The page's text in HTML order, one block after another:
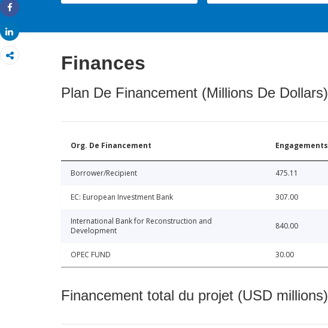
Share
Share
Finances
Plan De Financement (Millions De Dollars)
Org. De Financement Engagements
Borrower/Recipient 475.11
EC: European Investment Bank 307.00
International Bank for Reconstruction and
Development
840.00
OPEC FUND 30.00
Financement total du projet (USD millions)